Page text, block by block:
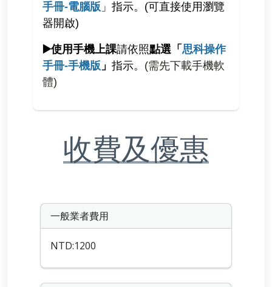
手冊-電腦版 」指示。(可直接使用瀏覽
器開啟)
▶️使用手機上課請依照點選「 思科操作
手冊-手機版 」 指示。 (需先下載手機軟
體)
收費及優惠
一般業者費用
NTD:1200